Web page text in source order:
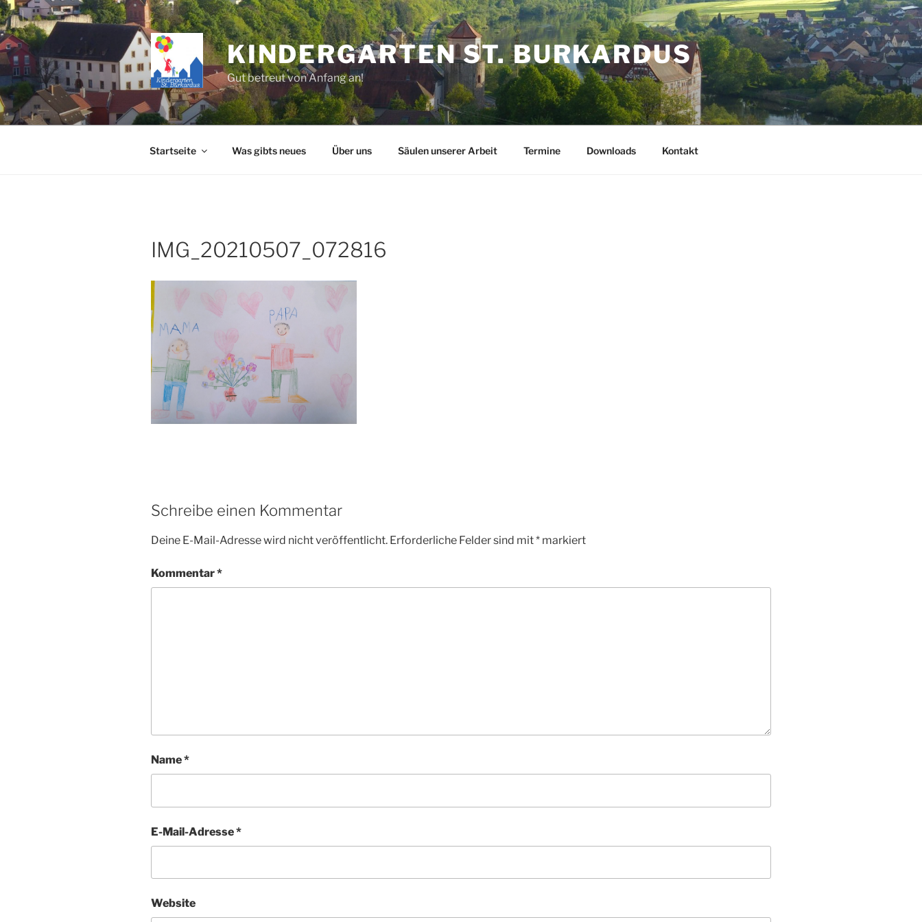
Zum
Inhalt
springen
KINDERGARTEN ST. BURKARDUS
Gut betreut von Anfang an!
Startseite Was gibts neues Über uns Säulen unserer Arbeit Termine Downloads Kontakt
IMG_20210507_072816
Schreibe einen Kommentar
Deine E-Mail-Adresse wird nicht veröffentlicht. Erforderliche Felder sind mit* markiert
Kommentar*
Name*
E-Mail-Adresse*
Website